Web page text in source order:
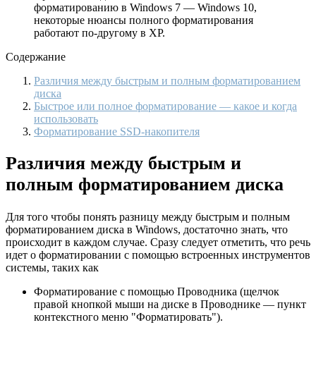
форматированию в Windows 7 — Windows 10,
некоторые нюансы полного форматирования
работают по-другому в XP.
Содержание
Различия между быстрым и полным форматированием
диска
Быстрое или полное форматирование — какое и когда
использовать
Форматирование SSD-накопителя
Различия между быстрым и
полным форматированием диска
Для того чтобы понять разницу между быстрым и полным
форматированием диска в Windows, достаточно знать, что
происходит в каждом случае. Сразу следует отметить, что речь
идет о форматировании с помощью встроенных инструментов
системы, таких как
Форматирование с помощью Проводника (щелчок
правой кнопкой мыши на диске в Проводнике — пункт
контекстного меню "Форматировать").